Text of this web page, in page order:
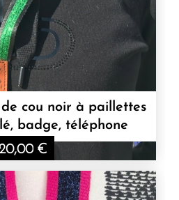
cou noir à paillettes
badge, téléphone
€